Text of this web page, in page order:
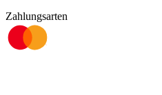
Zahlungsarten